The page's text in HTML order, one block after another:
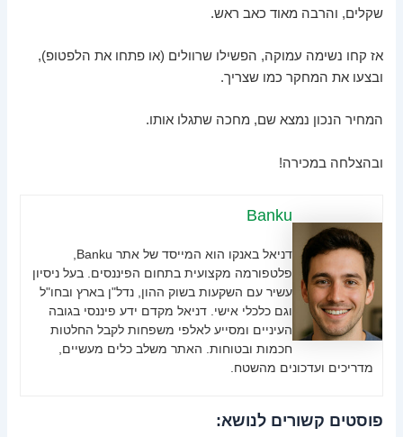
שקלים, והרבה מאוד כאב ראש.
אז קחו נשימה עמוקה, הפשילו שרוולים (או פתחו את הלפטופ),
ובצעו את המחקר כמו שצריך.
המחיר הנכון נמצא שם, מחכה שתגלו אותו.
ובהצלחה במכירה!
Banku
פלטפורמה מקצועית בתחום הפיננסים. בעל ניסיון
עשיר עם השקעות בשוק ההון, נדל"ן בארץ ובחו"ל
וגם כלכלי אישי. דניאל מקדם ידע פיננסי בגובה
העיניים ומסייע לאלפי משפחות לקבל החלטות
חכמות ובטוחות. האתר משלב כלים מעשיים,
מדריכים ועדכונים מהשטח.
פוסטים קשורים לנושא: